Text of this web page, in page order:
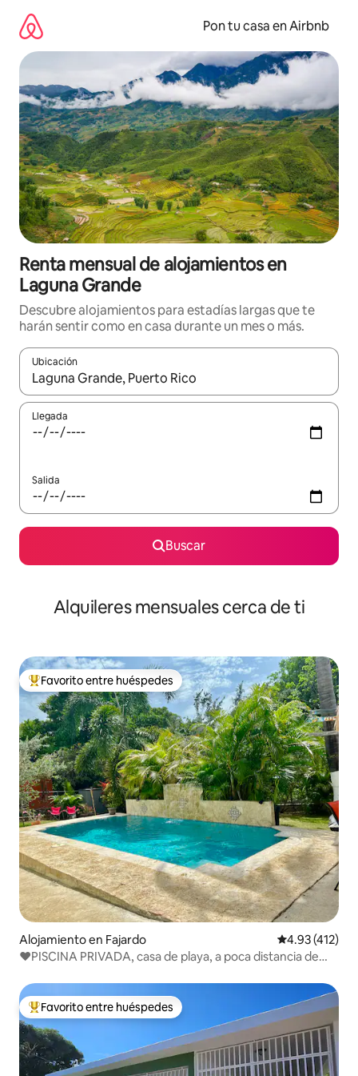
contenido
Pon tu casa en Airbnb
Renta mensual de alojamientos en
Laguna Grande
Descubre alojamientos para estadías largas que te
harán sentir como en casa durante un mes o más.
Ubicación
Cuando los resultados estén disponibles, navega con las
Llegada
Salida
Buscar
Alquileres mensuales cerca de ti
Favorito entre huéspedes preferido
Favorito entre huéspedes
Alojamiento en Fajardo Calificación
4.93 (412)
❤️PISCINA PRIVADA, casa de playa, a poca distancia de
Favorito entre huéspedes preferido
Favorito entre huéspedes